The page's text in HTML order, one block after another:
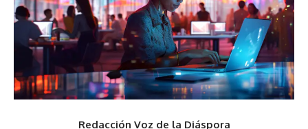
Redacción Voz de la Diáspora